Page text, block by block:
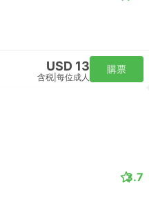
USD 13
含税 每位成人
購票
3.7